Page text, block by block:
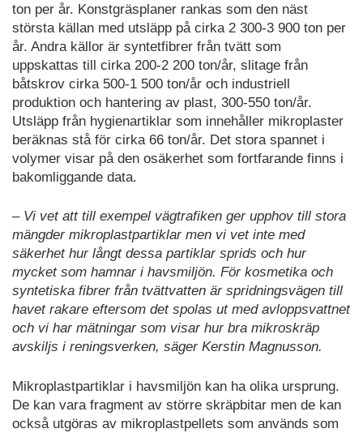
ton per år. Konstgräsplaner rankas som den näst
största källan med utsläpp på cirka 2 300-3 900 ton per
år. Andra källor är syntetfibrer från tvätt som
uppskattas till cirka 200-2 200 ton/år, slitage från
båtskrov cirka 500-1 500 ton/år och industriell
produktion och hantering av plast, 300-550 ton/år.
Utsläpp från hygienartiklar som innehåller mikroplaster
beräknas stå för cirka 66 ton/år. Det stora spannet i
volymer visar på den osäkerhet som fortfarande finns i
bakomliggande data.
– Vi vet att till exempel vägtrafiken ger upphov till stora
mängder mikroplastpartiklar men vi vet inte med
säkerhet hur långt dessa partiklar sprids och hur
mycket som hamnar i havsmiljön. För kosmetika och
syntetiska fibrer från tvättvatten är spridningsvägen till
havet rakare eftersom det spolas ut med avloppsvattnet
och vi har mätningar som visar hur bra mikroskräp
avskiljs i reningsverken, säger Kerstin Magnusson.
Mikroplastpartiklar i havsmiljön kan ha olika ursprung.
De kan vara fragment av större skräpbitar men de kan
också utgöras av mikroplastpellets som används som